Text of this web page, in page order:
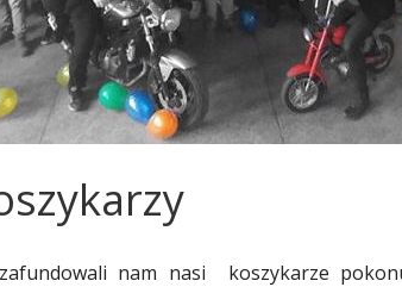
EGZAMINY ZAWODOWE
SZKOLNY
SZKOLNY
nam nasi koszykarze